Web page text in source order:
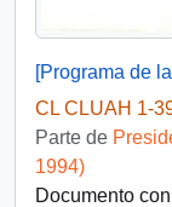
CL CLUAH 1-
Parte de
1994)
Documento